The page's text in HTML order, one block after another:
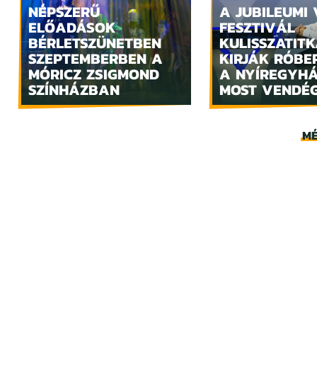
NÉPSZERŰ
ELŐADÁSOK
BÉRLETSZÜNETBEN
SZEPTEMBERBEN A
MÓRICZ ZSIGMOND
SZÍNHÁZBAN
A JUBILEUMI
FESZTIVÁL
KIRJÁK
A
MOST